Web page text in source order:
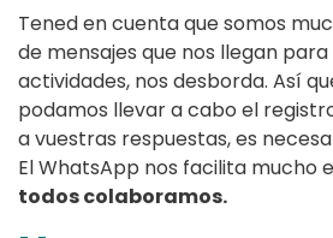
Tened en cuenta que somos
de mensajes que nos llegan
actividades, nos desborda. Así
podamos llevar a cabo el
a vuestras respuestas, es
El WhatsApp nos facilita mucho
todos colaboramos.